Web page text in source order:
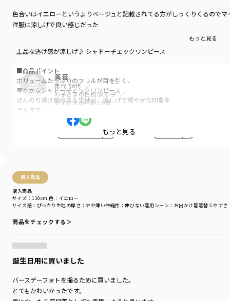
色合いはイエローというよりベージュと記載されてる方がしっくりくるのでマ
洋服は涼しげで良い感じだった
もっと見る…
美音
年代:50代
お子さまの性別:女の子
お子さまの年齢:10歳
2
購入商品
購入商品
サイズ感 ：ぴったり 生地の厚さ ：やや薄い伸縮性 ：伸びない着用シーン ：お出かけ着着替えやすさ
サイズ：110cm 色：イエロー
商品をチェックする＞
誕生日用に買いました
バースデーフォトを撮るために買いました。
とてもかわいかったです。
上品な透け感が涼しげ♪ シャドーチェックワンピース
■商品ポイント
ボリュームたっぷりのフリルが目を引く、
華やかなシャドーチェックワンピース
ほんのり透け感のある生地が、涼しげで軽やかな印象を
与えます
お出かけシーンにもぴったりな上品デザインで、
ベビーとのペアコーデも楽しめるアイテムです
-----
透け感：ややあり
伸縮性：なし
裏地：あり
着用イメージ/カラー：サックス
モデル：身長108.0cm 体重18kg
サイズ：サイズ110
ブランド ／branshes
もっと見る